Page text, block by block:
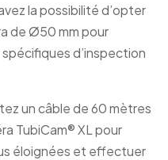
la possibilité d’opter
de Ø50 mm pour
d’inspection
un câble de 60 mètres
TubiCam® XL pour
éloignées et effectuer